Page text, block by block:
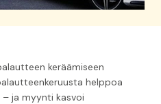
keräämiseen
helppoa
ja myynti kasvoi